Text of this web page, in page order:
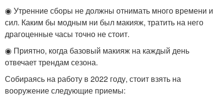
◉ Утренние сборы не должны отнимать много времени и
сил. Каким бы модным ни был макияж, тратить на него
драгоценные часы точно не стоит.
◉ Приятно, когда базовый макияж на каждый день
отвечает трендам сезона.
Собираясь на работу в 2022 году, стоит взять на
вооружение следующие приемы: